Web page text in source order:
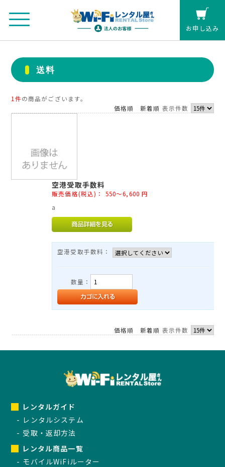
お申し込み
個人の方(クレジットカード払い)
お申し込み
TEL：03-3525-8351
info@rental-store.jp
東京都千代田区神田須田町1-5 KSビル2F
送料
1件の商品がございます。
価格順
新着順 表示件数
空港受取手数料
販売価格(税込)： 550～6,600 円
a
空港受取手数料：
数量：
価格順 新着順 表示件数
レンタルガイド
レンタルシステム
受取・返却方法
レンタル商品一覧
モバイルWiFiルーター